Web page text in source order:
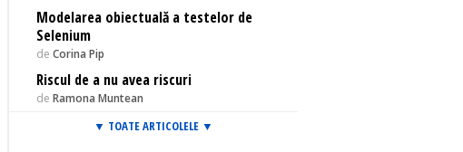
Modelarea obiectuală a testelor de
Selenium
de Corina Pip
Riscul de a nu avea riscuri
de Ramona Muntean
▼ TOATE ARTICOLELE ▼